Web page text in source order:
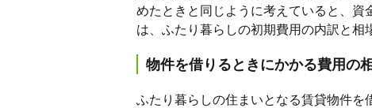
めたときと同じように考えていると、
は、ふたり暮らしの初期費用の内訳と相
物件を借りるときにかかる費用の
ふたり暮らしの住まいとなる賃貸物件を